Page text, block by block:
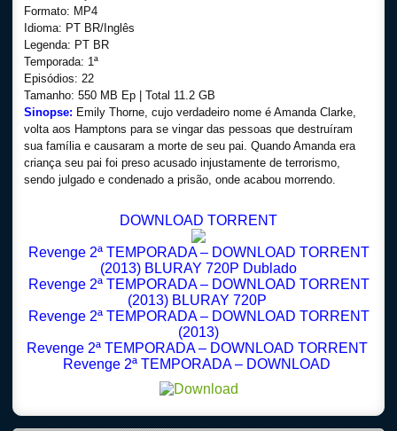
Formato: MP4
Idioma: PT BR/Inglês
Legenda: PT BR
Temporada: 1ª
Episódios: 22
Tamanho: 550 MB Ep | Total 11.2 GB
Sinopse: Emily Thorne, cujo verdadeiro nome é Amanda Clarke,
volta aos Hamptons para se vingar das pessoas que destruíram
sua família e causaram a morte de seu pai. Quando Amanda era
criança seu pai foi preso acusado injustamente de terrorismo,
sendo julgado e condenado a prisão, onde acabou morrendo.
DOWNLOAD TORRENT
Revenge 2ª TEMPORADA – DOWNLOAD TORRENT
(2013) BLURAY 720P Dublado
Revenge 2ª TEMPORADA – DOWNLOAD TORRENT
(2013) BLURAY 720P
Revenge 2ª TEMPORADA – DOWNLOAD TORRENT
(2013)
Revenge 2ª TEMPORADA – DOWNLOAD TORRENT
Revenge 2ª TEMPORADA – DOWNLOAD